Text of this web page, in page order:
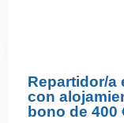
Repartidor/a
con
bono de 400